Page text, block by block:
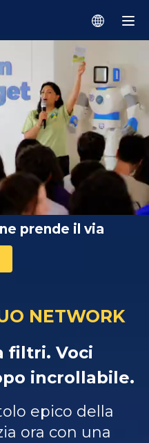
prende il via
NETWORK
filtri. Voci
incrollabile.
epico della
ora con una